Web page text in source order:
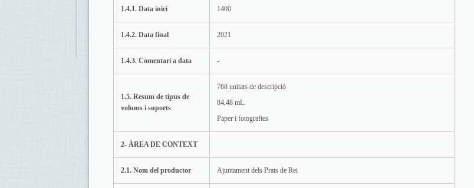
1.4.1. Data inici 1400
1.4.2. Data final 2021
1.4.3. Comentari a data -
1.5. Resum de tipus de
volums i suports
768 unitats de descripció
84,48 mL.
Paper i fotografies
2- ÀREA DE CONTEXT
2.1. Nom del productor Ajuntament dels Prats de Rei